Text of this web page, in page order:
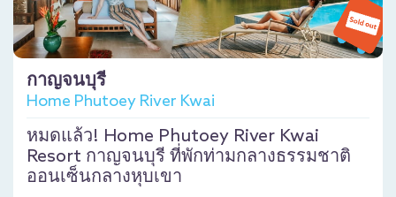
กาญจนบุรี
Home Phutoey River Kwai
หมดแล้ว! Home Phutoey River Kwai
Resort กาญจนบุรี ที่พักท่ามกลางธรรมชาติ
ออนเซ็นกลางหุบเขา